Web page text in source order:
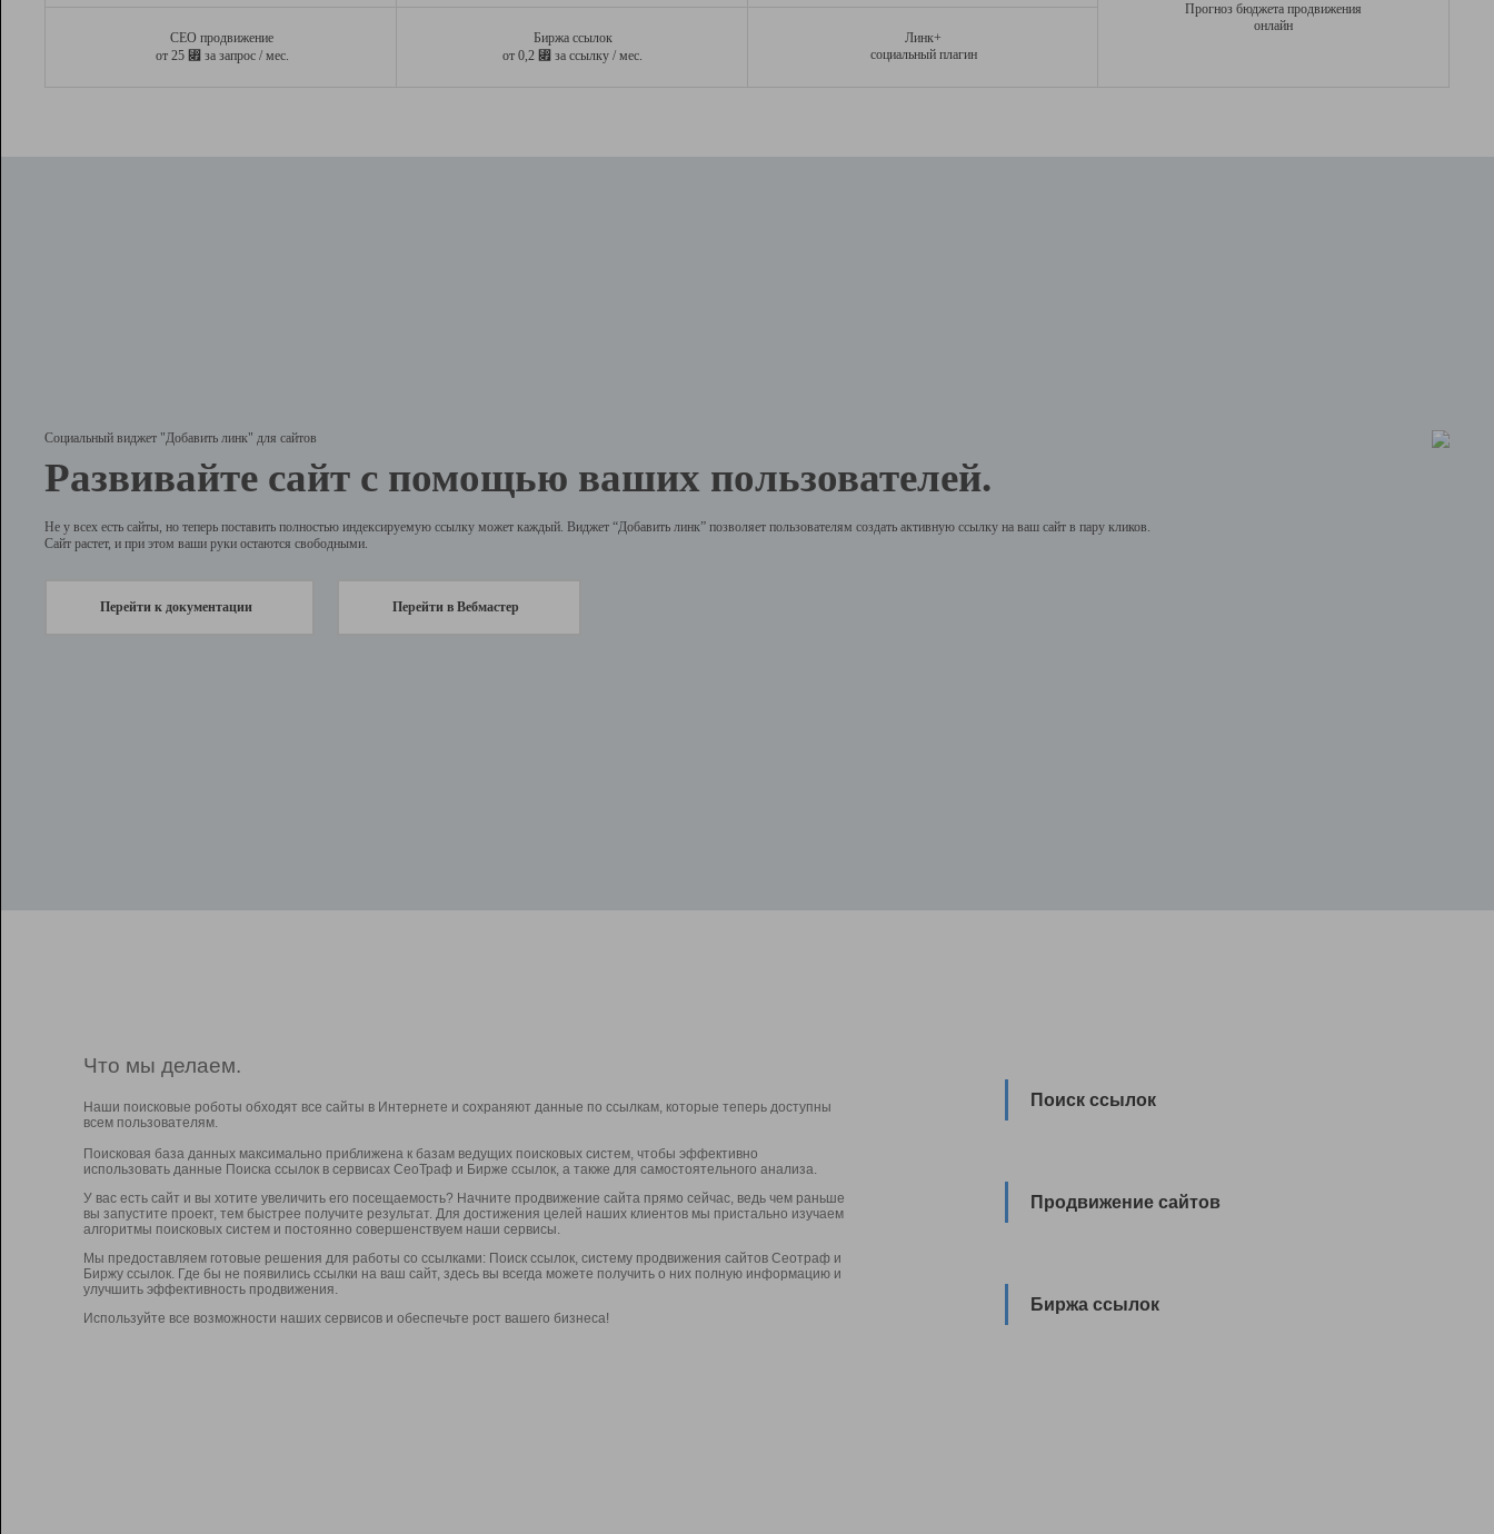
СЕО продвижение
от 25 ⃏ за запрос / мес.
Биржа ссылок
от 0,2 ⃏ за ссылку / мес.
Линк+
социальный плагин
Прогноз бюджета продвижения
онлайн
Социальный виджет "Добавить линк" для сайтов
Развивайте сайт с помощью ваших пользователей.
Не у всех есть сайты, но теперь поставить полностью индексируемую ссылку может каждый. Виджет “Добавить линк” позволяет пользователям создать активную ссылку на ваш сайт в пару кликов.
Сайт растет, и при этом ваши руки остаются свободными.
Перейти к документации Перейти в Вебмастер
Что мы делаем.
Наши поисковые роботы обходят все сайты в Интернете и сохраняют данные по ссылкам, которые теперь доступны
всем пользователям.
Поисковая база данных максимально приближена к базам ведущих поисковых систем, чтобы эффективно
использовать данные Поиска ссылок в сервисах СеоТраф и Бирже ссылок, а также для самостоятельного анализа.
У вас есть сайт и вы хотите увеличить его посещаемость? Начните продвижение сайта прямо сейчас, ведь чем раньше
вы запустите проект, тем быстрее получите результат. Для достижения целей наших клиентов мы пристально изучаем
алгоритмы поисковых систем и постоянно совершенствуем наши сервисы.
Мы предоставляем готовые решения для работы со ссылками: Поиск ссылок, систему продвижения сайтов Сеотраф и
Биржу ссылок. Где бы не появились ссылки на ваш сайт, здесь вы всегда можете получить о них полную информацию и
улучшить эффективность продвижения.
Используйте все возможности наших сервисов и обеспечьте рост вашего бизнеса!
Поиск ссылок
Продвижение сайтов
Биржа ссылок